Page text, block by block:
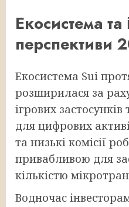
Екосистема та
перспективи
Екосистема Sui
розширилася за
ігрових
для цифрових
та низькі комісії
привабливою для
кількістю
Водночас